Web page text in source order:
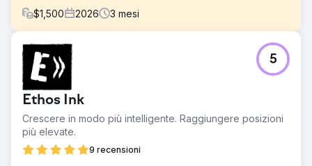
$1,500 2026 3 mesi
Sfida
Il cliente ha acquistato un nuovo dominio e ha configurato
il suo sito web tramite Wix. Vuole dominare la sua
posizione nei risultati di ricerca locali e organici.
Durante il primo mese di vita del dominio, abbiamo risolto
tutti i problemi SEO tecnici che potevano essere gestiti.
Successivamente, abbiamo eseguito la ricerca e
Ethos Ink
Crescere in modo più intelligente. Raggiungere posizioni
più elevate.
9 recensioni
5